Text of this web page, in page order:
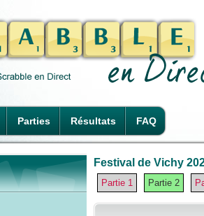
Parties Résultats FAQ
Festival de Vichy
Partie 1 Partie 2